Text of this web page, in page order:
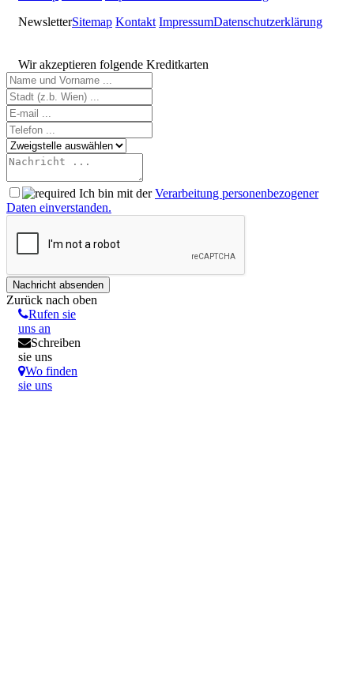
NewsletterSitemap Kontakt ImpressumDatenschutzerklärung
Wir akzeptieren folgende Kreditkarten
Ich bin mit derVerarbeitung personenbezogener
Daten einverstanden.
Zurück nach oben
Rufen sie
uns an
Schreiben
sie uns
Wo finden
sie uns